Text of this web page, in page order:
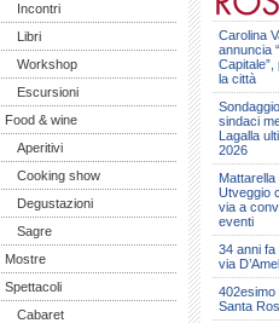
Incontri
Libri
Workshop
Escursioni
Food & wine
Aperitivi
Cooking show
Degustazioni
Sagre
Mostre
Spettacoli
Cabaret
Carolina
annuncia
la città
sindaci
Lagalla
2026
Utveggio
via a
eventi
34 anni fa
via
402esimo
Santa